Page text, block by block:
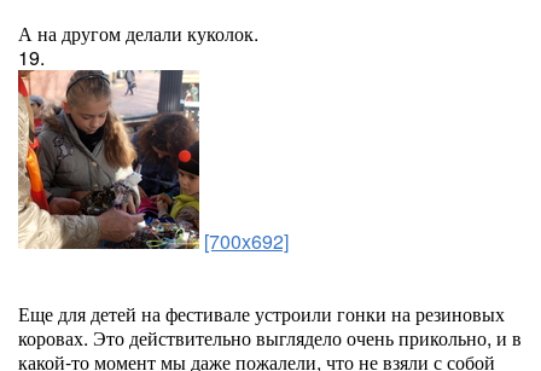
А на другом делали куколок.
19.
[700x692]
Еще для детей на фестивале устроили гонки на резиновых
коровах. Это действительно выглядело очень прикольно, и в
какой-то момент мы даже пожалели, что не взяли с собой